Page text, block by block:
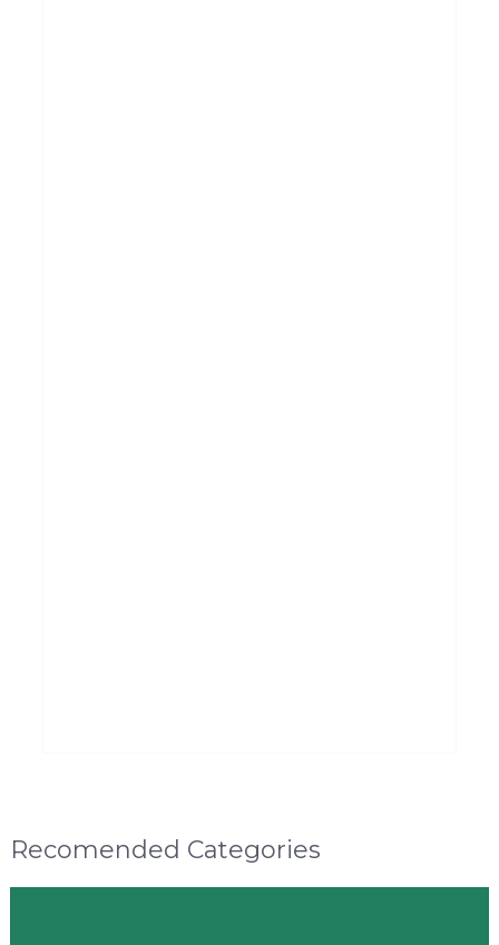
Recomended Categories